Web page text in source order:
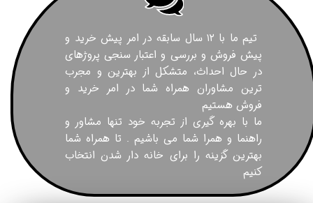
تیم ما با ۱۲ سال سابقه در امر پیش خرید و
پیش فروش و بررسی و اعتبار سنجی پروژهای
در حال احداث، متشکل از بهترین و مجرب
ترین مشاوران همراه شما در امر خرید و
فروش هستیم
ما با بهره گیری از تجربه خود تنها مشاور و
راهنما و همرا شما می باشیم . تا همراه شما
بهترین گزینه را برای خانه دار شدن انتخاب
کنیم